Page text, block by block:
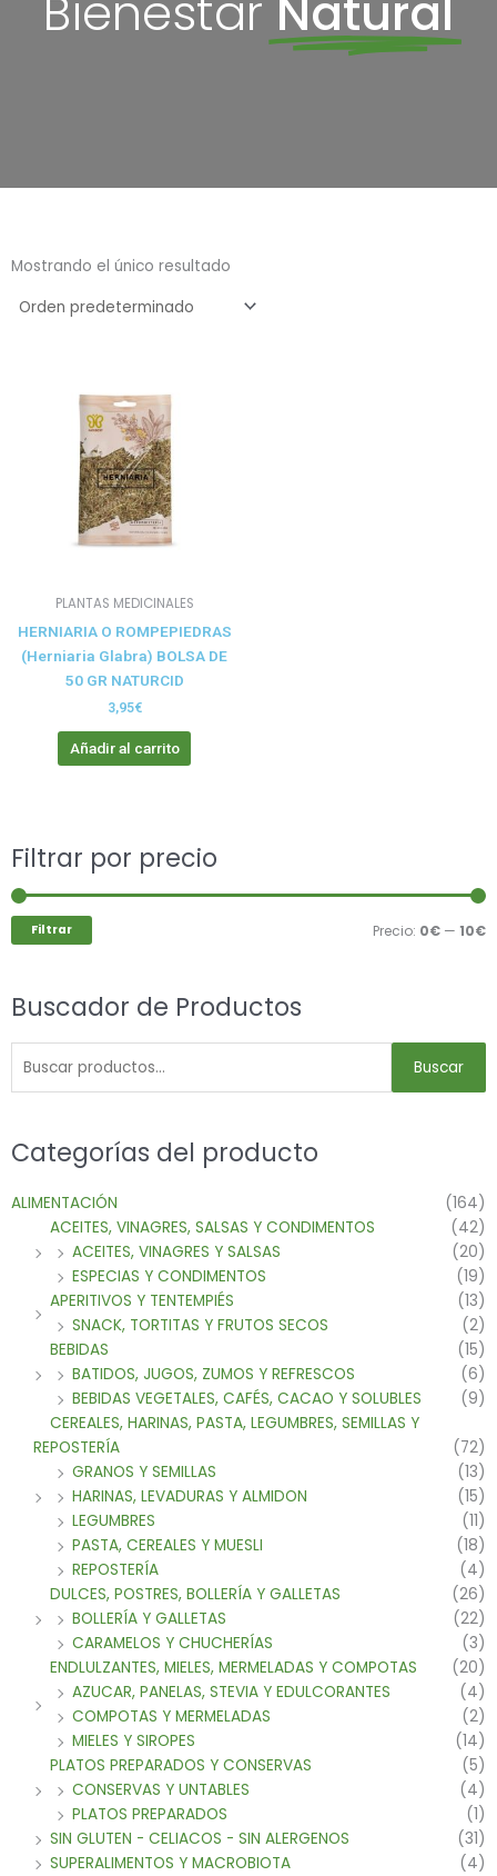
Bienestar Natural
Mostrando el único resultado
PLANTAS MEDICINALES
HERNIARIA O ROMPEPIEDRAS
(Herniaria Glabra) BOLSA DE
50 GR NATURCID
3,95€
Añadir al carrito
Filtrar por precio
Filtrar Precio: 0€ — 10€
Buscador de Productos
Buscar
Buscar
Categorías del producto
ALIMENTACIÓN
(164)
ACEITES, VINAGRES, SALSAS Y CONDIMENTOS
(42)
ACEITES, VINAGRES Y SALSAS
(20)
ESPECIAS Y CONDIMENTOS
(19)
APERITIVOS Y TENTEMPIÉS
(13)
SNACK, TORTITAS Y FRUTOS SECOS
(2)
BEBIDAS
(15)
BATIDOS, JUGOS, ZUMOS Y REFRESCOS
(6)
BEBIDAS VEGETALES, CAFÉS, CACAO Y SOLUBLES
(9)
CEREALES, HARINAS, PASTA, LEGUMBRES, SEMILLAS Y
REPOSTERÍA
(72)
GRANOS Y SEMILLAS
(13)
HARINAS, LEVADURAS Y ALMIDON
(15)
LEGUMBRES
(11)
PASTA, CEREALES Y MUESLI
(18)
REPOSTERÍA
(4)
DULCES, POSTRES, BOLLERÍA Y GALLETAS
(26)
BOLLERÍA Y GALLETAS
(22)
CARAMELOS Y CHUCHERÍAS
(3)
ENDLULZANTES, MIELES, MERMELADAS Y COMPOTAS
(20)
AZUCAR, PANELAS, STEVIA Y EDULCORANTES
(4)
COMPOTAS Y MERMELADAS
(2)
MIELES Y SIROPES
(14)
PLATOS PREPARADOS Y CONSERVAS
(5)
CONSERVAS Y UNTABLES
(4)
PLATOS PREPARADOS
(1)
SIN GLUTEN - CELIACOS - SIN ALERGENOS
(31)
SUPERALIMENTOS Y MACROBIOTA
(4)